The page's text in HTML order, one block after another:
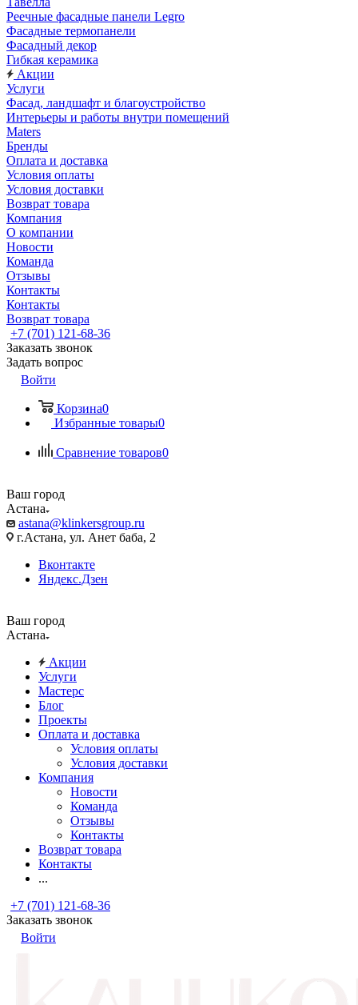
Реечные фасадные панели Legro
Фасадные термопанели
Фасадный декор
Гибкая керамика
Акции
Услуги
Фасад, ландшафт и благоустройство
Интерьеры и работы внутри помещений
Maters
Бренды
Оплата и доставка
Условия оплаты
Условия доставки
Возврат товара
Компания
О компании
Новости
Команда
Отзывы
Контакты
Контакты
Возврат товара
+7 (701) 121-68-36
Заказать звонок
Задать вопрос
Войти
Корзина0
Избранные товары0
Сравнение товаров0
Ваш город
Астана
astana@klinkersgroup.ru
г.Астана, ул. Анет баба, 2
Вконтакте
Яндекс.Дзен
Ваш город
Астана
Акции
Услуги
Мастерс
Блог
Проекты
Оплата и доставка
Условия оплаты
Условия доставки
Компания
Новости
Команда
Отзывы
Контакты
Возврат товара
Контакты
...
+7 (701) 121-68-36
Заказать звонок
Войти